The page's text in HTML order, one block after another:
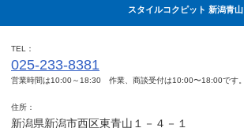
スタイルコクピット 新潟青山
TEL
025-233-8381
営業時間は10:00～18:30 作業、商談受付は10:00〜18:00です。
住所
新潟県新潟市西区東青山１－４－１